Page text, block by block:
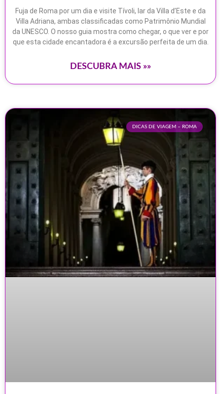
Fuja de Roma por um dia e visite Tívoli, lar da Villa d’Este e da
Villa Adriana, ambas classificadas como Patrimônio Mundial
da UNESCO. O nosso guia mostra como chegar, o que ver e por
que esta cidade encantadora é a excursão perfeita de um dia.
DESCUBRA MAIS »»
DICAS DE VIAGEM – ROMA